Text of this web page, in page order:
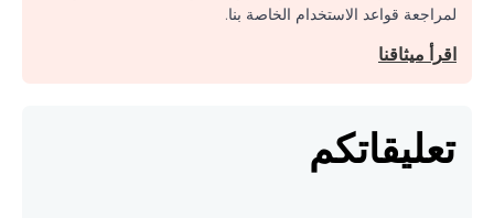
لمراجعة قواعد الاستخدام الخاصة بنا.
اقرأ ميثاقنا
تعليقاتكم